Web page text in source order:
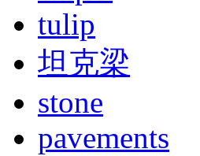
tulip
坦克梁
stone
pavements